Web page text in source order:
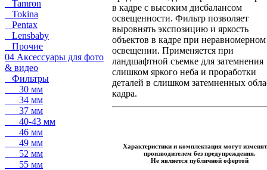
Tamron
Tokina
Pentax
Lensbaby
Прочие
04 Аксессуары для фото
& видео
Фильтры
30 мм
34 мм
37 мм
40-43 мм
46 мм
49 мм
52 мм
55 мм
в кадре с высоким дисбалансом
освещенности. Фильтр позволяет
выровнять экспозицию и яркость
объектов в кадре при неравномерном
освещении. Применяется при
ландшафтной съемке для затемнения
слишком яркого неба и проработки
деталей в слишком затемненных
кадра.
Характеристики и комплектация могут
производителем без предупреждения.
Не является публичной офертой